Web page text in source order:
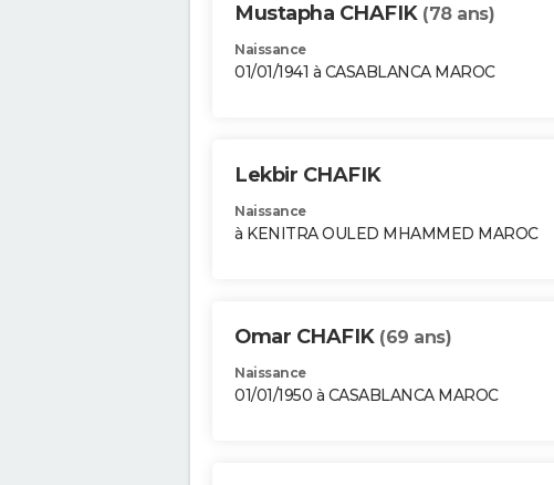
Mustapha CHAFIK (78 ans)
Naissance
01/01/1941 à CASABLANCA MAROC
Lekbir CHAFIK
Naissance
à KENITRA OULED MHAMMED MAROC
Omar CHAFIK (69 ans)
Naissance
01/01/1950 à CASABLANCA MAROC